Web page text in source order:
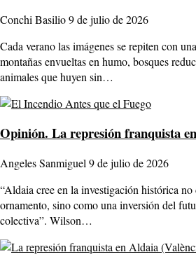
Conchi Basilio9 de julio de 2026
Cada verano las imágenes se repiten con
montañas envueltas en humo, bosques
animales que huyen sin…
Opinión. La represión franquista
Angeles Sanmiguel9 de julio de 2026
“Aldaia cree en la investigación histórica
ornamento, sino como una inversión del
colectiva”. Wilson…